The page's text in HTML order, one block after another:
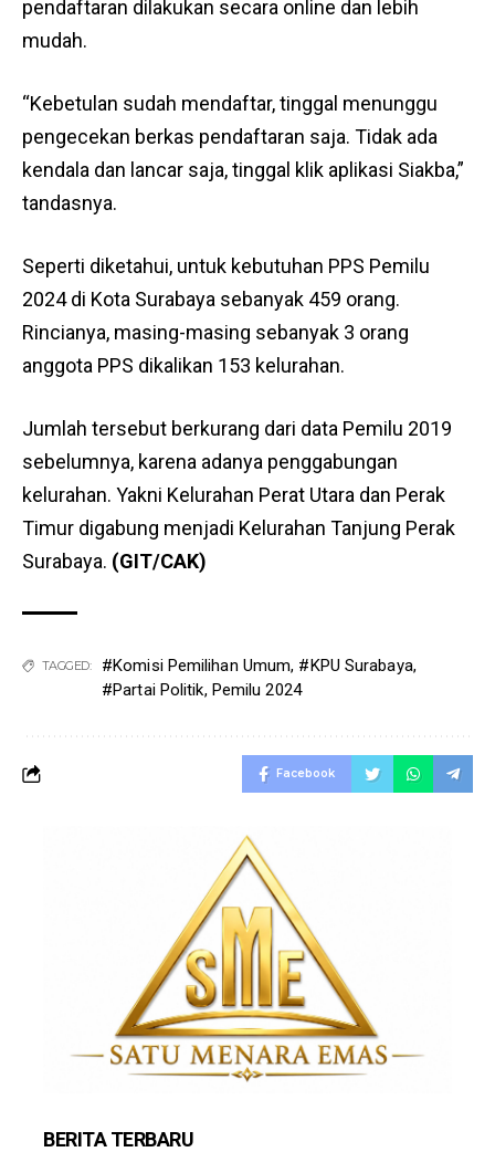
pendaftaran dilakukan secara online dan lebih
mudah.
“Kebetulan sudah mendaftar, tinggal menunggu
pengecekan berkas pendaftaran saja. Tidak ada
kendala dan lancar saja, tinggal klik aplikasi Siakba,”
tandasnya.
Seperti diketahui, untuk kebutuhan PPS Pemilu
2024 di Kota Surabaya sebanyak 459 orang.
Rincianya, masing-masing sebanyak 3 orang
anggota PPS dikalikan 153 kelurahan.
Jumlah tersebut berkurang dari data Pemilu 2019
sebelumnya, karena adanya penggabungan
kelurahan. Yakni Kelurahan Perat Utara dan Perak
Timur digabung menjadi Kelurahan Tanjung Perak
Surabaya. (GIT/CAK)
TAGGED: #Komisi Pemilihan Umum, #KPU Surabaya,
#Partai Politik, Pemilu 2024
Facebook
BERITA TERBARU